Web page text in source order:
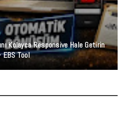
Kolayca Responsive Hale Getirin
EBS Tool